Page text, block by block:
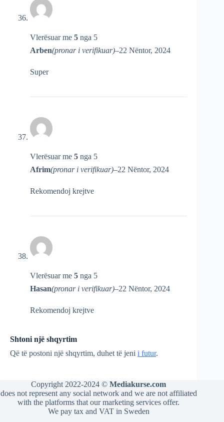
Vlerësuar me 5 nga 5
Arben(pronar i verifikuar)–22 Nëntor, 2024
Super
Vlerësuar me 5 nga 5
Afrim(pronar i verifikuar)–22 Nëntor, 2024
Rekomendoj krejtve
Vlerësuar me 5 nga 5
Hasan(pronar i verifikuar)–22 Nëntor, 2024
Rekomendoj krejtve
Shtoni një shqyrtim
Që të postoni një shqyrtim, duhet të jeni i futur.
Copyright 2022-2024 ©Mediakurse.com
does not represent any social network and we are not affiliated
with the platforms that our marketing services offer.
We pay tax and VAT in Sweden